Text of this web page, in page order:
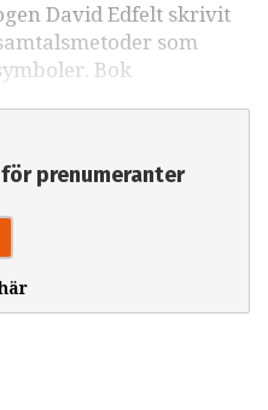
David Edfelt skrivit
som
Bok
prenumeranter